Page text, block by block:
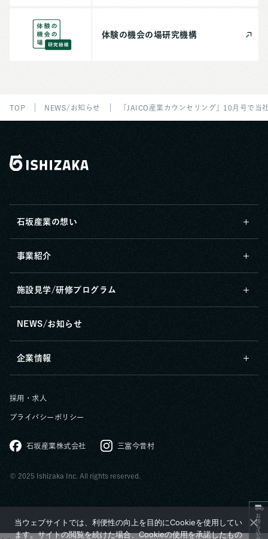
体験の機会の場研究機構
TOP NEWS/お知らせ 「JAICO産業カウンセリング」10月号で当
石坂産業の想い
事業紹介
施設見学/研修プログラム
NEWS/お知らせ
企業情報
採用・求人
プライバシーポリシー
石坂産業株式会社 三富今昔村
© 2025 Ishizaka Inc. All rights reserved.
当ウェブサイトでは、利便性の向上を目的にCookieを使用してい
ます。サイトの閲覧を続けた場合、Cookieの使用を承諾したもの